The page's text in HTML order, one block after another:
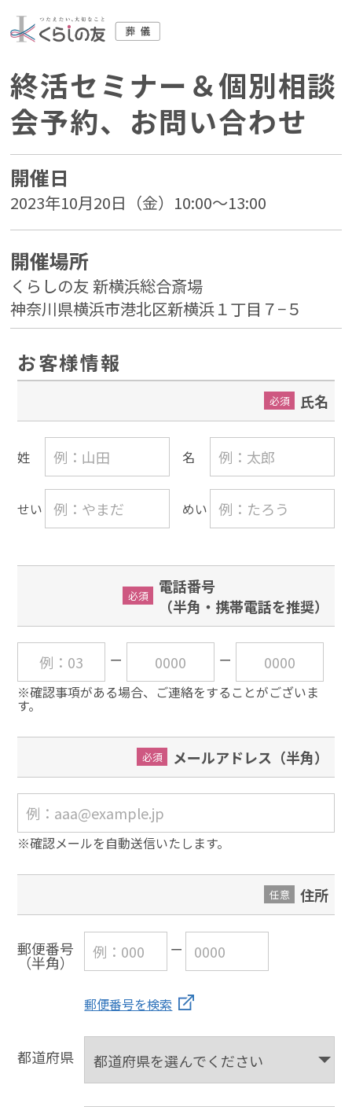
終活セミナー＆個別相談
会予約、お問い合わせ
開催日
2023年10月20日（金）10:00～13:00
開催場所
くらしの友 新横浜総合斎場
神奈川県横浜市港北区新横浜１丁目７−５
お客様情報
氏名
必須
姓 名
せい めい
電話番号
（半角・携帯電話を推奨）
必須
※確認事項がある場合、ご連絡をすることがございま
す。
メールアドレス（半角）
必須
※確認メールを自動送信いたします。
住所
任意
郵便番号
（半角）
郵便番号を検索
都道府県